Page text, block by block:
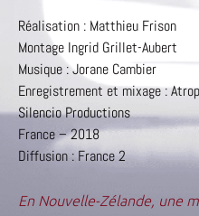
Réalisation : Matthieu Frison
Montage Ingrid Grillet-Aubert
Musique : Jorane Cambier
Enregistrement et mixage :
Silencio Productions
France – 2018
Diffusion : France 2
En Nouvelle-Zélande, une